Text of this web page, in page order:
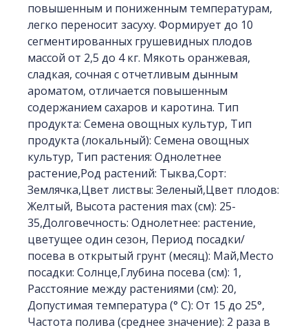
повышенным и пониженным температурам,
легко переносит засуху. Формирует до 10
сегментированных грушевидных плодов
массой от 2,5 до 4 кг. Мякоть оранжевая,
сладкая, сочная с отчетливым дынным
ароматом, отличается повышенным
содержанием сахаров и каротина. Тип
продукта: Семена овощных культур, Тип
продукта (локальный): Семена овощных
культур, Тип растения: Однолетнее
растение,Род растений: Тыква,Сорт:
Землячка,Цвет листвы: Зеленый,Цвет плодов:
Желтый, Высота растения max (см): 25-
35,Долговечность: Однолетнее: растение,
цветущее один сезон, Период посадки/
посева в открытый грунт (месяц): Май,Место
посадки: Солнце,Глубина посева (см): 1,
Расстояние между растениями (см): 20,
Допустимая температура (° C): От 15 до 25°,
Частота полива (среднее значение): 2 раза в